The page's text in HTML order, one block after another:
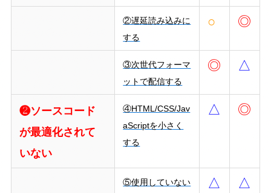
②遅延読み込みに
する
○ ◎
③次世代フォーマ
ットで配信する
◎ △
❷ソースコード
が最適化されて
いない
④HTML/CSS/Jav
aScriptを小さく
する
△ ◎
⑤使用していない
△ △